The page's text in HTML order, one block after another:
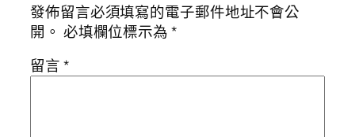
發佈留言必須填寫的電子郵件地址不會公
開。 必填欄位標示為*
留言*